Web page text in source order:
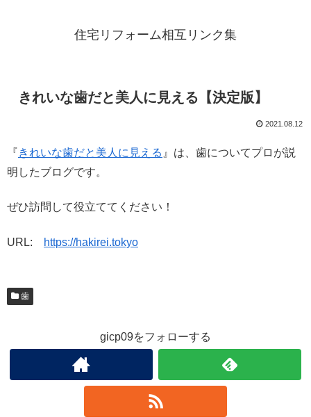
住宅リフォーム相互リンク集
きれいな歯だと美人に見える【決定版】
2021.08.12
『きれいな歯だと美人に見える 』は、歯についてプロが説
明したブログです。
ぜひ訪問して役立ててください！
URL: https://hakirei.tokyo
歯
gicp09をフォローする